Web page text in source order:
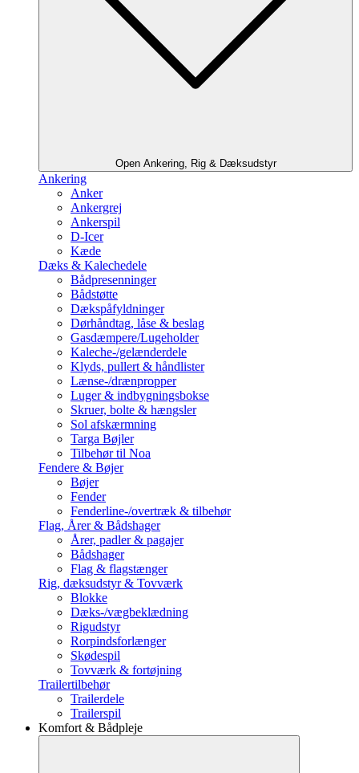
Open Ankering, Rig & Dæksudstyr
Ankering
Anker
Ankergrej
Ankerspil
D-Icer
Kæde
Dæks & Kalechedele
Bådpresenninger
Bådstøtte
Dækspåfyldninger
Dørhåndtag, låse & beslag
Gasdæmpere/Lugeholder
Kaleche-/gelænderdele
Klyds, pullert & håndlister
Lænse-/drænpropper
Luger & indbygningsbokse
Skruer, bolte & hængsler
Sol afskærmning
Targa Bøjler
Tilbehør til Noa
Fendere & Bøjer
Bøjer
Fender
Fenderline-/overtræk & tilbehør
Flag, Årer & Bådshager
Årer, padler & pagajer
Bådshager
Flag & flagstænger
Rig, dæksudstyr & Tovværk
Blokke
Dæks-/vægbeklædning
Rigudstyr
Rorpindsforlænger
Skødespil
Tovværk & fortøjning
Trailertilbehør
Trailerdele
Trailerspil
Komfort & Bådpleje